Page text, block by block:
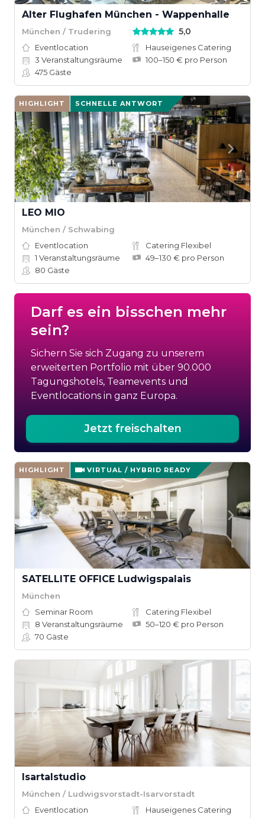
Alter Flughafen München - Wappenhalle
München / Trudering 5,0
Eventlocation
Hauseigenes Catering
3 Veranstaltungsräume
100–150 € pro Person
475 Gäste
HIGHLIGHT SCHNELLE ANTWORT
LEO MIO
München / Schwabing
Eventlocation
Catering Flexibel
1 Veranstaltungsräume
49–130 € pro Person
80 Gäste
Darf es ein bisschen mehr
sein?
Sichern Sie sich Zugang zu unserem
erweiterten Portfolio mit über 90.000
Tagungshotels, Teamevents und
Eventlocations in ganz Europa.
Jetzt freischalten
HIGHLIGHT VIRTUAL / HYBRID READY
SATELLITE OFFICE Ludwigspalais
München
Seminar Room
Catering Flexibel
8 Veranstaltungsräume
50–120 € pro Person
70 Gäste
Isartalstudio
München / Ludwigsvorstadt-Isarvorstadt
Eventlocation
Hauseigenes Catering